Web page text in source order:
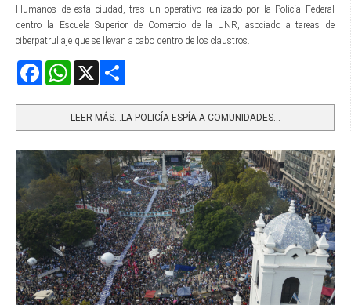
Humanos de esta ciudad, tras un operativo realizado por la Policía Federal
dentro la Escuela Superior de Comercio de la UNR, asociado a tareas de
ciberpatrullaje que se llevan a cabo dentro de los claustros.
FacebookWhatsApp
LEER MÁS…LA POLICÍA ESPÍA A COMUNIDADES...